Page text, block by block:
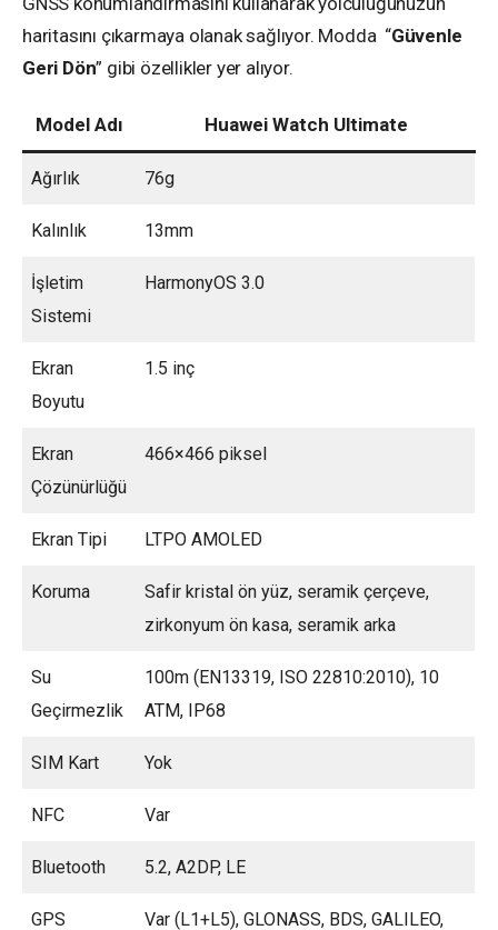
haritasını çıkarmaya olanak sağlıyor. Modda “Güvenle
Geri Dön” gibi özellikler yer alıyor.
Model Adı Huawei Watch Ultimate
Ağırlık 76g
Kalınlık 13mm
İşletim
Sistemi
HarmonyOS 3.0
Ekran
Boyutu
1.5 inç
Ekran
Çözünürlüğü
466×466 piksel
Ekran Tipi LTPO AMOLED
Koruma
Safir kristal ön yüz, seramik çerçeve,
zirkonyum ön kasa, seramik arka
Su
Geçirmezlik
100m (EN13319, ISO 22810:2010), 10
ATM, IP68
SIM Kart Yok
NFC Var
Bluetooth 5.2, A2DP, LE
GPS Var (L1+L5), GLONASS, BDS, GALILEO,